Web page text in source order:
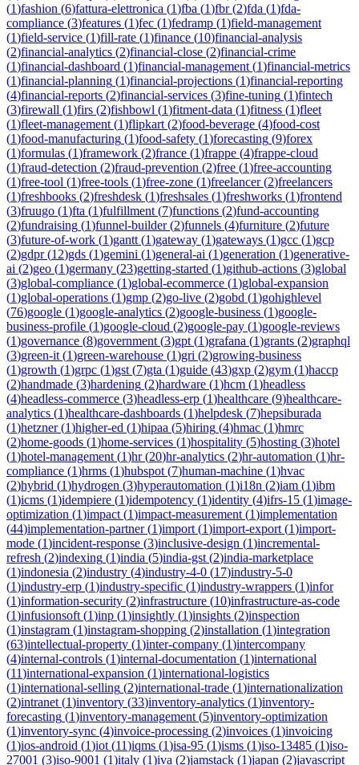
(1)fashion (6)fattura-elettronica (1)fba (1)fbr(2)fda (1)fda-
compliance (3)features (1)fec (1)fedramp (1)field-management
(1)field-service (1)fill-rate (1)finance (10)financial-analysis
(2)financial-analytics (2)financial-close (2)financial-crime
(1)financial-dashboard (1)financial-management (1)financial-metrics
(1)financial-planning (1)financial-projections (1)financial-reporting
(4)financial-reports (2)financial-services (3)fine-tuning (1)fintech
(3)firewall (1)firs (2)fishbowl (1)fitment-data (1)fitness (1)fleet
(1)fleet-management (1)flipkart (2)food-beverage (4)food-cost
(1)food-manufacturing (1)food-safety (1)forecasting (9)forex
(1)formulas (1)framework (2)france (1)frappe (4)frappe-cloud
(1)fraud-detection (2)fraud-prevention (2)free (1)free-accounting
(1)free-tool (1)free-tools (1)free-zone (1)freelancer(2)freelancers
(1)freshbooks (2)freshdesk (1)freshsales (1)freshworks (1)frontend
(3)fruugo (1)fta (1)fulfillment (7)functions (2)fund-accounting
(2)fundraising (1)funnel-builder(2)funnels (4)furniture (2)future
(3)future-of-work (1)gantt (1)gateway (1)gateways (1)gcc (1)gcp
(2)gdpr(12)gds (1)gemini (1)general-ai (1)generation (1)generative-
ai (2)geo (1)germany (23)getting-started (1)github-actions (3)global
(3)global-compliance (1)global-ecommerce (1)global-expansion
(1)global-operations (1)gmp (2)go-live (2)gobd (1)gohighlevel
(76)google (1)google-analytics (2)google-business (1)google-
business-profile (1)google-cloud (2)google-pay (1)google-reviews
(1)governance (8)government (3)gpt (1)grafana (1)grants (2)graphql
(3)green-it (1)green-warehouse (1)gri (2)growing-business
(1)growth (1)grpc (1)gst (7)gta (1)guide (43)gxp (2)gym (1)haccp
(2)handmade (3)hardening (2)hardware (1)hcm (1)headless
(4)headless-commerce (3)headless-erp (1)healthcare (9)healthcare-
analytics (1)healthcare-dashboards (1)helpdesk (7)hepsiburada
(1)hetzner(1)higher-ed (1)hipaa (5)hiring (4)hmac (1)hmrc
(2)home-goods (1)home-services (1)hospitality (5)hosting (3)hotel
(1)hotel-management (1)hr(20)hr-analytics (2)hr-automation (1)hr-
compliance (1)hrms (1)hubspot (7)human-machine (1)hvac
(2)hybrid (1)hydrogen (3)hyperautomation (1)i18n (2)iam (1)ibm
(1)icms (1)idempiere (1)idempotency (1)identity (4)ifrs-15 (1)image-
optimization (1)impact (1)impact-measurement (1)implementation
(44)implementation-partner(1)import (1)import-export (1)import-
mode (1)incident-response (3)inclusive-design (1)incremental-
refresh (2)indexing (1)india (5)india-gst (2)india-marketplace
(1)indonesia (2)industry (4)industry-4-0 (17)industry-5-0
(1)industry-erp (1)industry-specific (1)industry-wrappers (1)infor
(1)information-security (2)infrastructure (10)infrastructure-as-code
(1)infusionsoft (1)inp (1)insightly (1)insights (2)inspection
(1)instagram (1)instagram-shopping (2)installation (1)integration
(63)intellectual-property (1)inter-company (1)intercompany
(4)internal-controls (1)internal-documentation (1)international
(11)international-expansion (1)international-logistics
(1)international-selling (2)international-trade (1)internationalization
(2)intranet (1)inventory (33)inventory-analytics (1)inventory-
forecasting (1)inventory-management (5)inventory-optimization
(1)inventory-sync (4)invoice-processing (2)invoices (1)invoicing
(1)ios-android (1)iot (11)iqms (1)isa-95 (1)isms (1)iso-13485 (1)iso-
27001 (3)iso-9001 (1)italy (1)iva (2)jamstack (1)japan (2)javascript